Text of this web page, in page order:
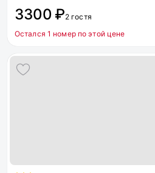
3300 ₽2 гостя
Остался 1 номер по этой цене